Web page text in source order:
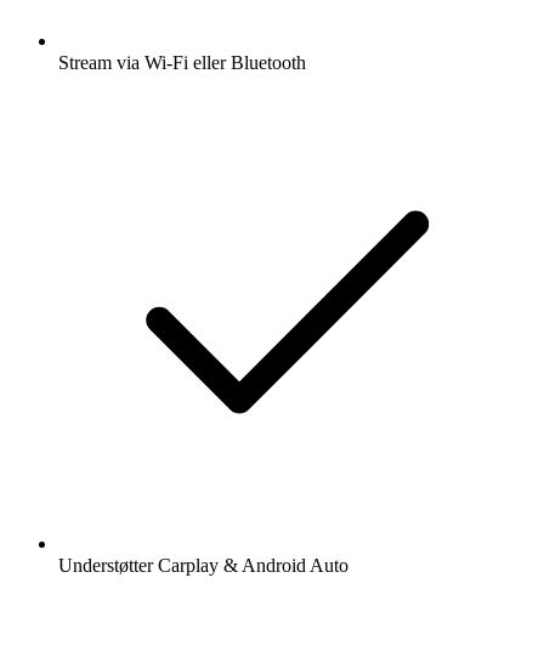
Stream via Wi-Fi eller Bluetooth
Understøtter Carplay & Android Auto